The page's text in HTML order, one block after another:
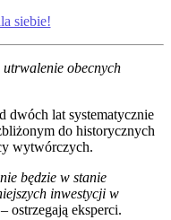
siebie!
utrwalenie obecnych
dwóch lat systematycznie
do historycznych
wytwórczych.
będzie w stanie
inwestycji w
– ostrzegają eksperci.